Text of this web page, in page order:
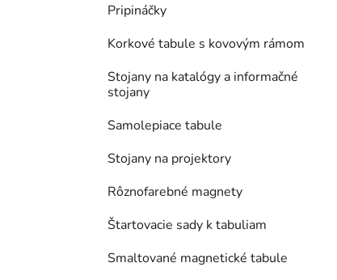
Pripináčky
Korkové tabule s kovovým rámom
Stojany na katalógy a informačné
stojany
Samolepiace tabule
Stojany na projektory
Rôznofarebné magnety
Štartovacie sady k tabuliam
Smaltované magnetické tabule